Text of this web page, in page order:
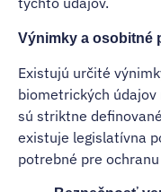
Výnimky a osobitné
Existujú určité
biometrických
sú striktne
existuje legislatívna
potrebné pre